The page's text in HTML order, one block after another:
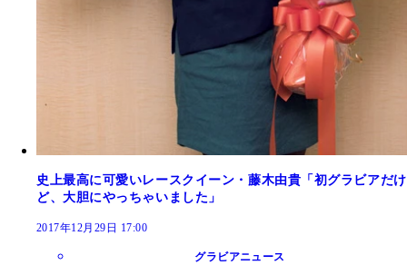
史上最高に可愛いレースクイーン・藤木由貴「初グラビアだけ
ど、大胆にやっちゃいました」
2017年12月29日 17:00
グラビアニュース